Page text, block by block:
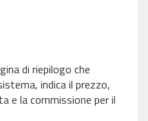
di riepilogo che
indica il prezzo,
e la commissione per il